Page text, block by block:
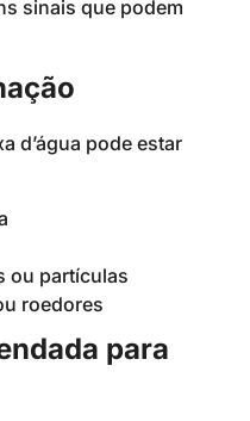
sinais que podem
d’água pode estar
ou partículas
roedores
para